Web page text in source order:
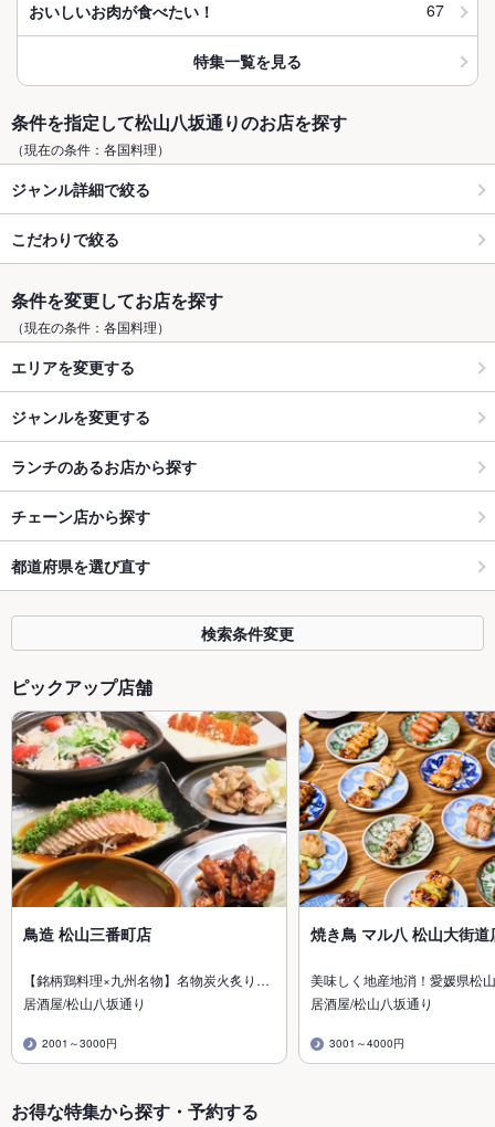
おいしいお肉が食べたい！ 67
特集一覧を見る
条件を指定して松山八坂通りのお店を探す
（現在の条件：各国料理）
ジャンル詳細で絞る
こだわりで絞る
条件を変更してお店を探す
（現在の条件：各国料理）
エリアを変更する
ジャンルを変更する
ランチのあるお店から探す
チェーン店から探す
都道府県を選び直す
検索条件変更
ピックアップ店舗
鳥造 松山三番町店
【銘柄鶏料理×九州名物】名物炭火炙り…
居酒屋/松山八坂通り
2001～3000円
焼き鳥 マル八 松山大街道
美味しく地産地消！愛媛県松
居酒屋/松山八坂通り
3001～4000円
お得な特集から探す・予約する